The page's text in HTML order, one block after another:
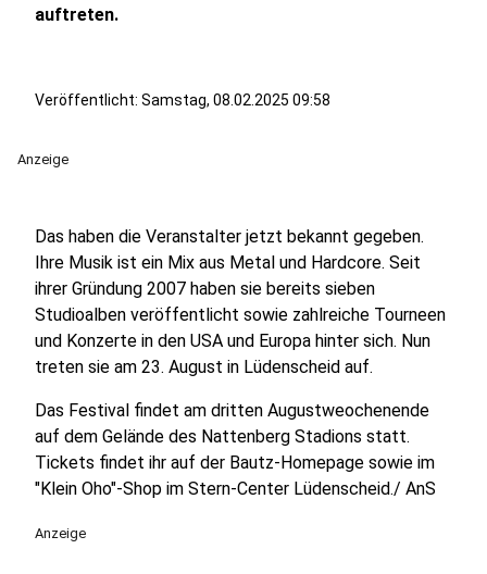
auftreten.
Veröffentlicht: Samstag, 08.02.2025 09:58
Anzeige
Das haben die Veranstalter jetzt bekannt gegeben.
Ihre Musik ist ein Mix aus Metal und Hardcore. Seit
ihrer Gründung 2007 haben sie bereits sieben
Studioalben veröffentlicht sowie zahlreiche Tourneen
und Konzerte in den USA und Europa hinter sich. Nun
treten sie am 23. August in Lüdenscheid auf.
Das Festival findet am dritten Augustweochenende
auf dem Gelände des Nattenberg Stadions statt.
Tickets findet ihr auf der Bautz-Homepage sowie im
"Klein Oho"-Shop im Stern-Center Lüdenscheid./ AnS
Anzeige